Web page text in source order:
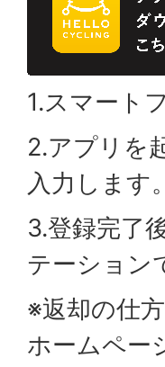
1.スマート
2.アプリを
入力します。
3.登録完了
テーション
※返却の仕
ホームペー